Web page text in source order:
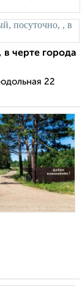
черте города
22